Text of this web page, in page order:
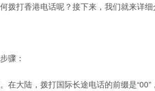
打香港电话呢？接下来，我们就来详细
骤：
大陆，拨打国际长途电话的前缀是“00”